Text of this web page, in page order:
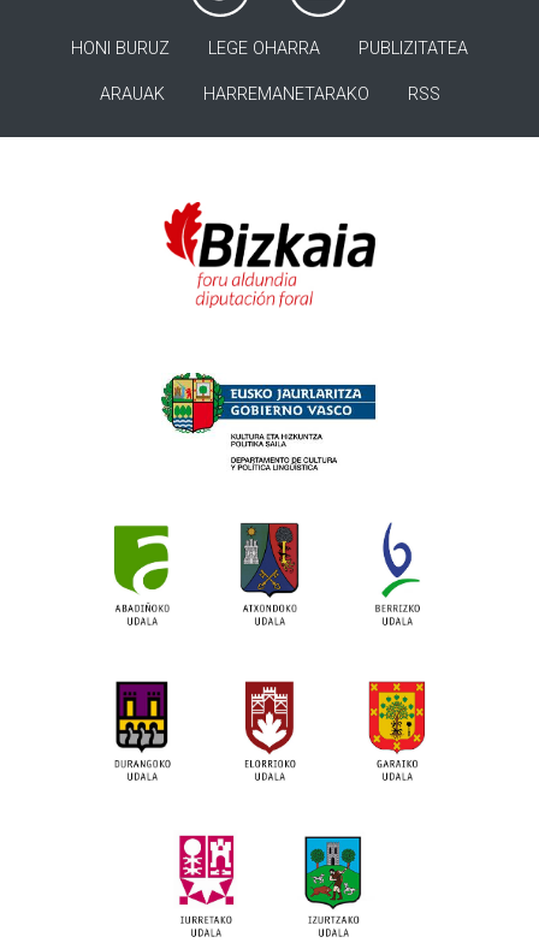
HONI BURUZ LEGE OHARRA PUBLIZITATEA
ARAUAK HARREMANETARAKO RSS